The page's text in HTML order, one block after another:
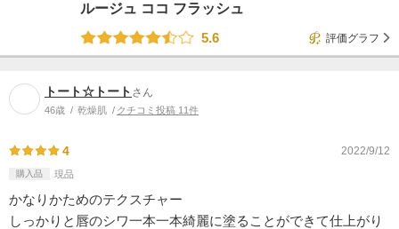
ルージュ ココ フラッシュ
5.6
評価グラフ
トート☆トート さん
46歳 乾燥肌 クチコミ投稿 11件
4 2022/9/12
購入品 現品
かなりかためのテクスチャー
しっかりと唇のシワ一本一本綺麗に塗ることができて仕上がり